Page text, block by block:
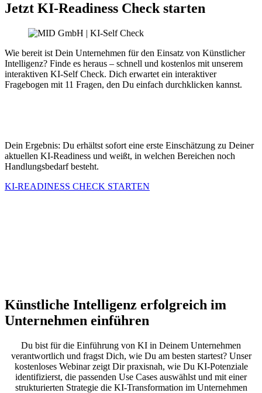
Jetzt KI-Readiness Check starten
Wie bereit ist Dein Unternehmen für den Einsatz von Künstlicher
Intelligenz? Finde es heraus – schnell und kostenlos mit unserem
interaktiven KI-Self Check. Dich erwartet ein interaktiver
Fragebogen mit 11 Fragen, den Du einfach durchklicken kannst.
Dein Ergebnis: Du erhältst sofort eine erste Einschätzung zu Deiner
aktuellen KI-Readiness und weißt, in welchen Bereichen noch
Handlungsbedarfbesteht.
KI-READINESS CHECK STARTEN
Künstliche Intelligenz erfolgreich im
Unternehmen einführen
Du bist für die Einführung von KI in Deinem Unternehmen
verantwortlich und fragst Dich, wie Du am besten startest? Unser
kostenloses Webinar zeigt Dir praxisnah, wie Du KI-Potenziale
identifizierst, die passenden Use Cases auswählst und mit einer
strukturierten Strategie die KI-Transformation im Unternehmen